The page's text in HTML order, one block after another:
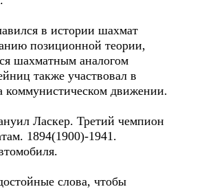
в истории шахмат
позиционной теории,
шахматным аналогом
также участвовал в
коммунистическом движении.
Ласкер. Третий чемпион
1894(1900)-1941.
слова, чтобы